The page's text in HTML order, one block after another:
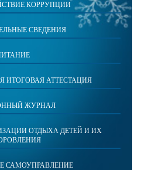
КОРРУПЦИИ
СВЕДЕНИЯ
ИТОГОВАЯ АТТЕСТАЦИЯ
ЖУРНАЛ
ОТДЫХА ДЕТЕЙ И ИХ
САМОУПРАВЛЕНИЕ